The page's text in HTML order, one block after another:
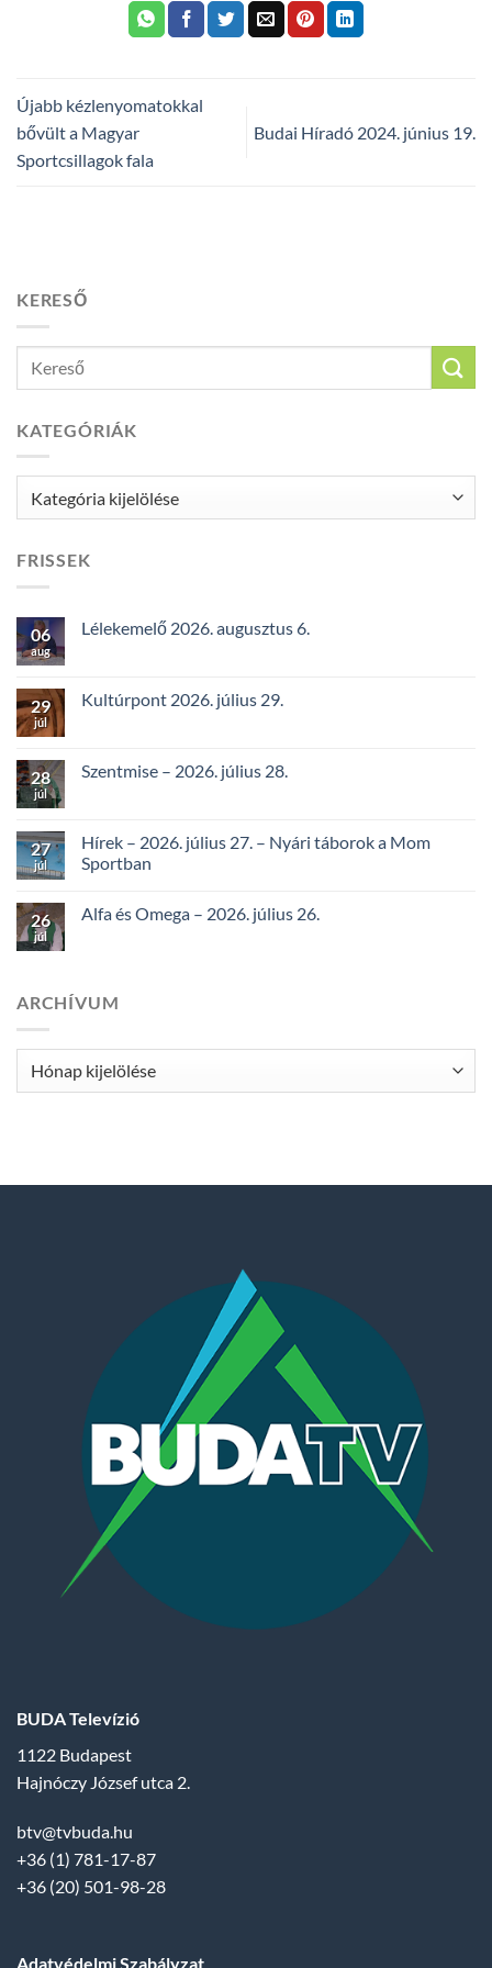
Újabb kézlenyomatokkal
bővült a Magyar
Sportcsillagok fala
Budai Híradó 2024. június 19.
KERESŐ
KATEGÓRIÁK
FRISSEK
06
aug
Lélekemelő 2026. augusztus 6.
29
júl
Kultúrpont 2026. július 29.
28
júl
Szentmise – 2026. július 28.
27
júl
Hírek – 2026. július 27. – Nyári táborok a Mom
Sportban
26
júl
Alfa és Omega – 2026. július 26.
ARCHÍVUM
Archívum
BUDA Televízió
1122 Budapest
Hajnóczy József utca 2.
btv@tvbuda.hu
+36 (1) 781-17-87
+36 (20) 501-98-28
Adatvédelmi Szabályzat